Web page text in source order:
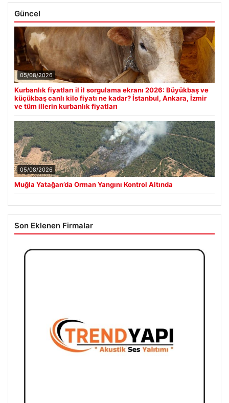
Güncel
05/08/2026
Kurbanlık fiyatları il il sorgulama ekranı 2026: Büyükbaş ve
küçükbaş canlı kilo fiyatı ne kadar? İstanbul, Ankara, İzmir
ve tüm illerin kurbanlık fiyatları
05/08/2026
Muğla Yatağan’da Orman Yangını Kontrol Altında
Son Eklenen Firmalar